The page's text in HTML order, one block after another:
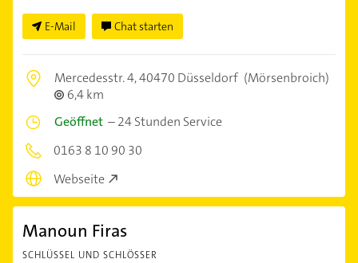
E-Mail Chat starten
Mercedesstr. 4,40470 Düsseldorf (Mörsenbroich)
6,4 km
Geöffnet –24 Stunden Service
0163 8 10 90 30
Webseite
Manoun Firas
SCHLÜSSEL UND SCHLÖSSER